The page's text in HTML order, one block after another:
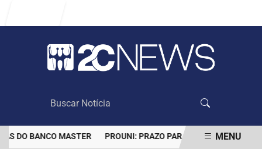
BANCO MASTER PROUNI: PRAZO PARA COMPROVARMENU